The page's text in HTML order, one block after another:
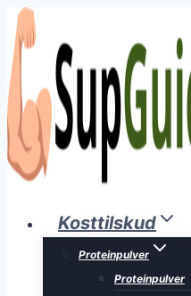
Fortsæt
til
indhold
Kosttilskud
Proteinpulver
Proteinpulver